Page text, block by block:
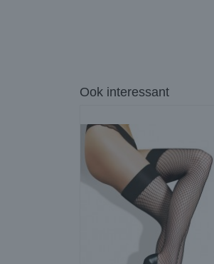
Ook interessant